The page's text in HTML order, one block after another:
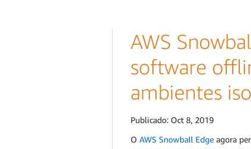
AWS
software
ambientes
Publicado: Oct 8, 2019
O AWS Snowball Edge agora